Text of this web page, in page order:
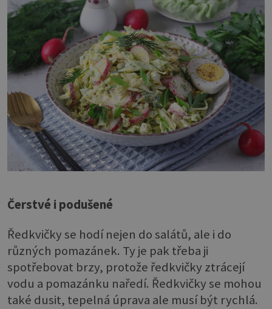
Čerstvé i podušené
Ředkvičky se hodí nejen do salátů, ale i do
různých pomazánek. Ty je pak třeba ji
spotřebovat brzy, protože ředkvičky ztrácejí
vodu a pomazánku naředí. Ředkvičky se mohou
také dusit, tepelná úprava ale musí být rychlá.